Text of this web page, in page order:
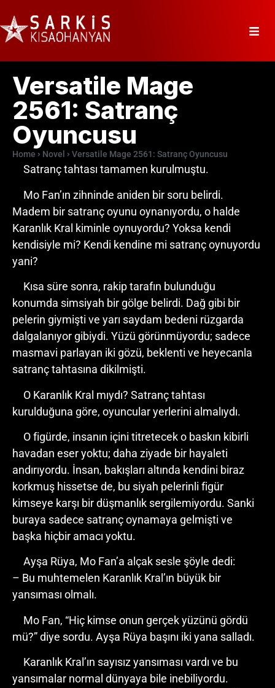
Versatile Mage
2561: Satranç
Oyuncusu
Home Novel Versatile Mage 2561: Satranç Oyuncusu
Satranç tahtası tamamen kurulmuştu.
Mo Fan’ın zihninde aniden bir soru belirdi.
Madem bir satranç oyunu oynanıyordu, o halde
Karanlık Kral kiminle oynuyordu? Yoksa kendi
kendisiyle mi? Kendi kendine mi satranç oynuyordu
yani?
Kısa süre sonra, rakip tarafın bulunduğu
konumda simsiyah bir gölge belirdi. Dağ gibi bir
pelerin giymişti ve yarı saydam bedeni rüzgarda
dalgalanıyor gibiydi. Yüzü görünmüyordu; sadece
masmavi parlayan iki gözü, beklenti ve heyecanla
satranç tahtasına dikilmişti.
O Karanlık Kral mıydı? Satranç tahtası
kurulduğuna göre, oyuncular yerlerini almalıydı.
O figürde, insanın içini titretecek o baskın kibirli
havadan eser yoktu; daha ziyade bir hayaleti
andırıyordu. İnsan, bakışları altında kendini biraz
korkmuş hissetse de, bu siyah pelerinli figür
kimseye karşı bir düşmanlık sergilemiyordu. Sanki
buraya sadece satranç oynamaya gelmişti ve
başka hiçbir amacı yoktu.
Ayşa Rüya, Mo Fan’a alçak sesle şöyle dedi:
– Bu muhtemelen Karanlık Kral’ın büyük bir
yansıması olmalı.
Mo Fan, “Hiç kimse onun gerçek yüzünü gördü
mü?” diye sordu. Ayşa Rüya başını iki yana salladı.
Karanlık Kral’ın sayısız yansıması vardı ve bu
yansımalar normal dünyaya bile inebiliyordu.